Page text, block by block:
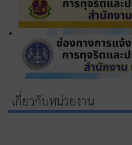
เกี่ยวกับหน่วยงาน